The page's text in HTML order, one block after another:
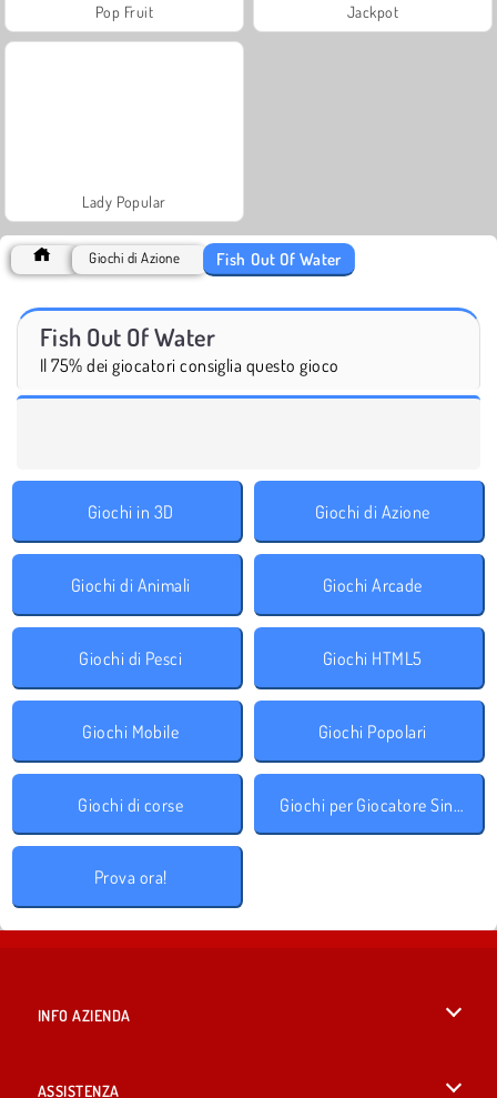
Pop Fruit Jackpot
Lady Popular
Giochi di Azione Fish Out Of Water
Fish Out Of Water
Il 75% dei giocatori consiglia questo gioco
Giochi in 3D Giochi di Azione
Giochi di Animali Giochi Arcade
Giochi di Pesci Giochi HTML5
Giochi Mobile Giochi Popolari
Giochi di corse Giochi per Giocatore Singolo
Prova ora!
INFO AZIENDA
ASSISTENZA